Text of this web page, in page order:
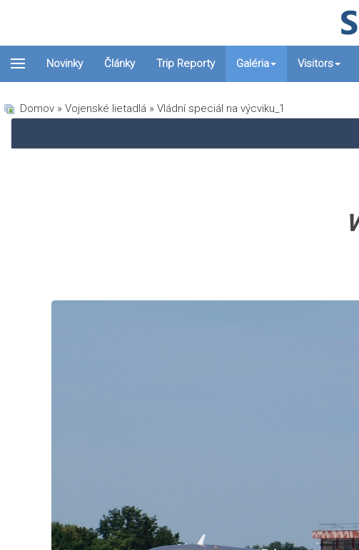
Novinky Články Trip Reporty Galéria Visitors
Domov » Vojenské lietadlá » Vládní speciál na výcviku_1